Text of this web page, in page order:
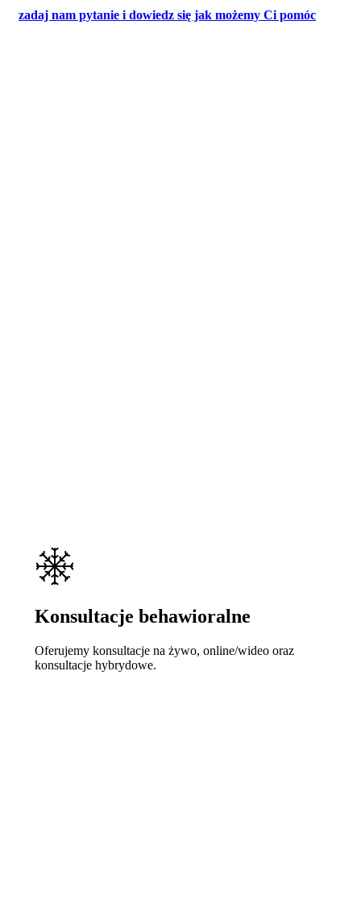
zadaj nam pytanie i dowiedz się jak możemy Ci pomóc
Konsultacje behawioralne
Oferujemy konsultacje na żywo, online/wideo oraz
konsultacje hybrydowe.